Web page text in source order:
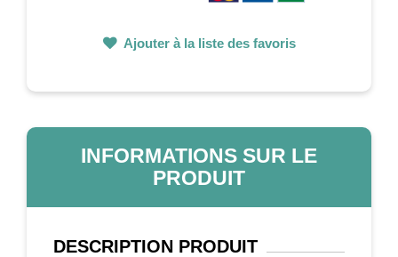
Ajouter à la liste des favoris
INFORMATIONS SUR LE
PRODUIT
DESCRIPTION PRODUIT